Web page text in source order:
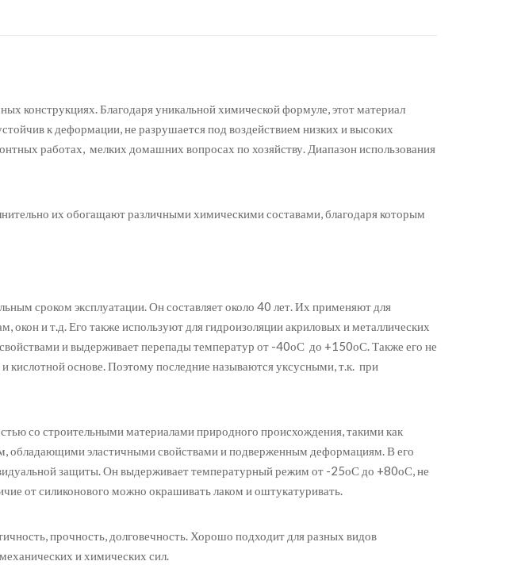
конструкциях. Благодаря уникальной химической формуле, этот материал
к деформации, не разрушается под воздействием низких и высоких
работах, мелких домашних вопросах по хозяйству. Диапазон использования
их обогащают различными химическими составами, благодаря которым
сроком эксплуатации. Он составляет около 40 лет. Их применяют для
и т.д. Его также используют для гидроизоляции акриловых и металлических
и выдерживает перепады температур от -40оС до +150оС. Также его не
кислотной основе. Поэтому последние называются уксусными, т.к. при
со строительными материалами природного происхождения, такими как
обладающими эластичными свойствами и подверженным деформациям. В его
защиты. Он выдерживает температурный режим от -25оС до +80оС, не
от силиконового можно окрашивать лаком и оштукатуривать.
прочность, долговечность. Хорошо подходит для разных видов
и химических сил.